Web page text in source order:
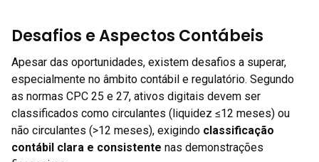
Desafios e Aspectos Contábeis
Apesar das oportunidades, existem desafios a superar,
especialmente no âmbito contábil e regulatório. Segundo
as normas CPC 25 e 27, ativos digitais devem ser
classificados como circulantes (liquidez ≤12 meses) ou
não circulantes (>12 meses), exigindo classificação
contábil clara e consistente nas demonstrações